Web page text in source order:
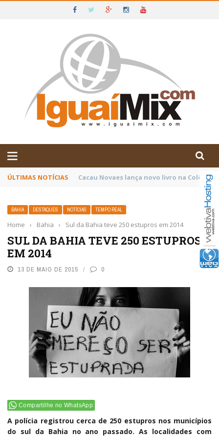
IGUAÍ E SUDOESTE DA BAHIA
ÚLTIMAS NOTÍCIAS Poetas baianos representam o Brasil no
BAHIA DESTAQUES NOTÍCIAS TEMPO REAL
Home › Bahia › Sul da Bahia teve 250 estupros em 2014
SUL DA BAHIA TEVE 250 ESTUPROS
EM 2014
13 DE MAIO DE 2015 0
Compartilhe no WhatsApp
A polícia registrou cerca de 250 estupros nos municípios
do sul da Bahia no ano passado. As localidades com